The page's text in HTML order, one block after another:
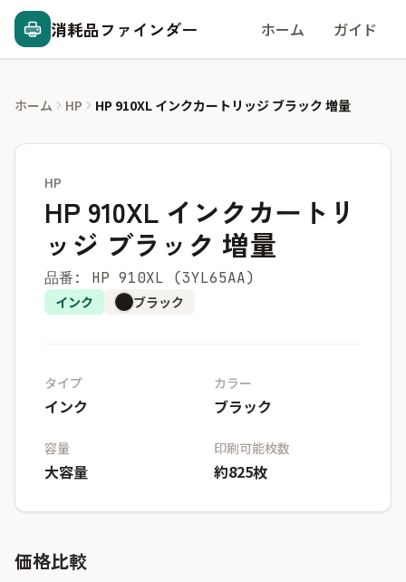
消耗品ファインダー ホーム ガイド
ホーム HP HP 910XL インクカートリッジ ブラック 増量
HP
HP 910XL インクカートリ
ッジ ブラック 増量
品番: HP 910XL (3YL65AA)
インク ブラック
タイプ
インク
カラー
ブラック
容量
大容量
印刷可能枚数
約825枚
価格比較